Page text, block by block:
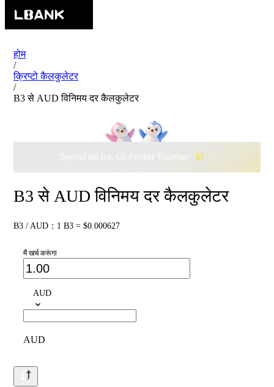
होम
/
क्रिप्टो कैलकुलेटर
/
B3 से AUD विनिमय दर कैलकुलेटर
Beyond the Ice, Go Further Together · $500,000
B3 से AUD विनिमय दर कैलकुलेटर
B3 / AUD：1 B3 = $0.000627
मैं खर्च करूंगा
AUD
AUD